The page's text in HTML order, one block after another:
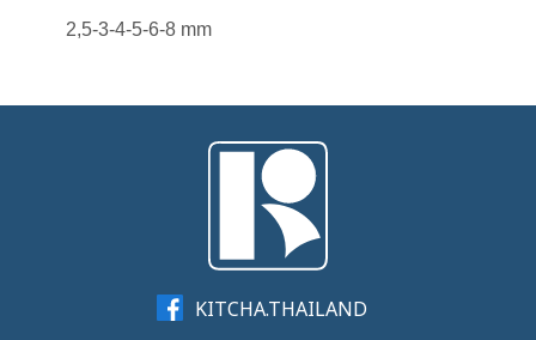
2,5-3-4-5-6-8 mm
KITCHA.THAILAND